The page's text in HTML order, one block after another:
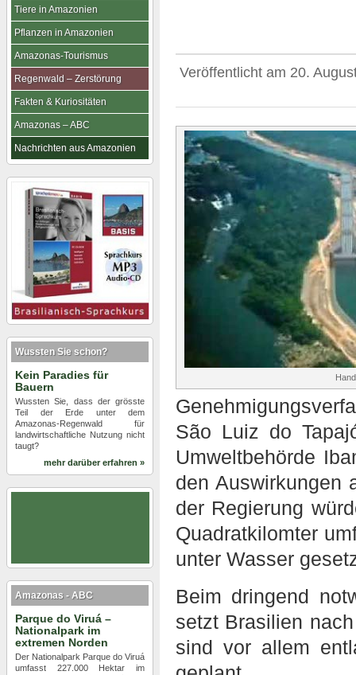
Veröffentlicht am 20.
São Luiz do
Umweltbehörde
den Auswirkungen
der Regierung
Quadratkilomter
unter Wasser
Beim dringend
setzt Brasilien
sind vor allem
Tiere in Amazonien
Pflanzen in Amazonien
Amazonas-Tourismus
Regenwald – Zerstörung
Fakten & Kuriositäten
Amazonas – ABC
Nachrichten aus Amazonien
Wussten Sie schon?
Kein Paradies für
Bauern
Wussten Sie, dass der grösste
Teil der Erde unter dem
Amazonas-Regenwald für
landwirtschaftliche Nutzung nicht
taugt?
mehr darüber erfahren »
Amazonas - ABC
Parque do Viruá –
Nationalpark im
extremen Norden
Der Nationalpark Parque do Viruá
umfasst 227.000 Hektar im